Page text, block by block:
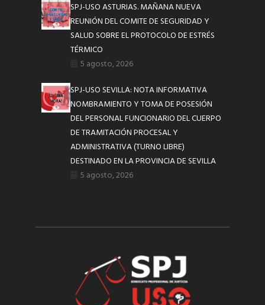
SPJ-USO ASTURIAS. MAÑANA NUEVA
REUNIÓN DEL COMITE DE SEGURIDAD Y
SALUD SOBRE EL PROTOCOLO DE ESTRÉS
TÉRMICO
5 agosto, 2026
SPJ-USO SEVILLA: NOTA INFORMATIVA
NOMBRAMIENTO Y TOMA DE POSESIÓN
DEL PERSONAL FUNCIONARIO DEL CUERPO
DE TRAMITACIÓN PROCESAL Y
ADMINISTRATIVA (TURNO LIBRE)
DESTINADO EN LA PROVINCIA DE SEVILLA
5 agosto, 2026